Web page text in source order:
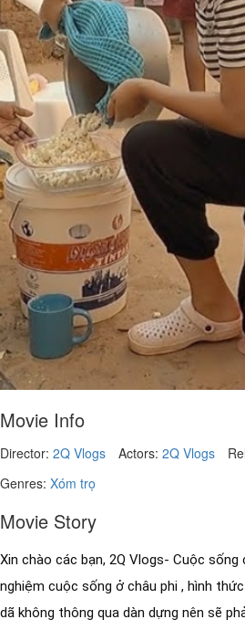
Movie Info
Director: 2Q Vlogs Actors: 2Q Vlogs
Genres: Xóm trọ
Movie Story
Xin chào các bạn, 2Q Vlogs- Cuộc sống
nghiệm cuộc sống ở châu phi , hình
dã không thông qua dàn dựng nên sẽ